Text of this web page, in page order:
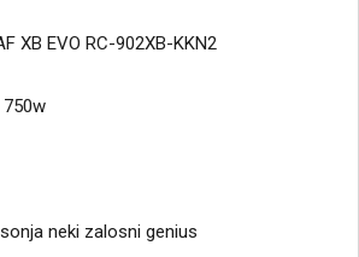
XB EVO RC-902XB-KKN2
750w
neki zalosni genius